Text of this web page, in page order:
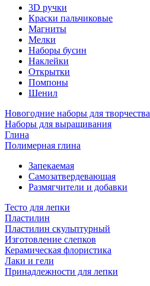
3D ручки
Краски пальчиковые
Магниты
Мелки
Наборы бусин
Наклейки
Открытки
Помпоны
Шенил
Новогодние наборы для творчества
Наборы для выращивания
Глина
Полимерная глина
Запекаемая
Самозатвердевающая
Размягчители и добавки
Тесто для лепки
Пластилин
Пластилин скульптурный
Изготовление слепков
Керамическая флористика
Лаки и гели
Принадлежности для лепки